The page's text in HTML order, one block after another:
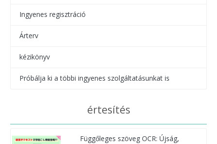
Ingyenes regisztráció
Árterv
kézikönyv
Próbálja ki a többi ingyenes szolgáltatásunkat is
értesítés
Függőleges szöveg OCR: Újság,